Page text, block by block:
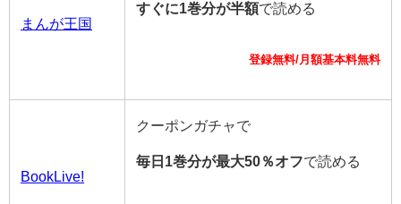
まんが王国
すぐに1巻分が半額で読める
登録無料/月額基本料無料
BookLive!
クーポンガチャで
毎日1巻分が最大50％オフで読める